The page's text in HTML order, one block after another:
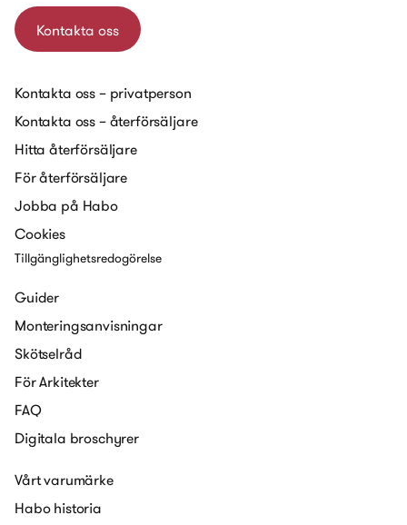
Kontakta oss
Kontakta oss – privatperson
Kontakta oss – återförsäljare
Hitta återförsäljare
För återförsäljare
Jobba på Habo
Cookies
Tillgänglighetsredogörelse
Guider
Monteringsanvisningar
Skötselråd
För Arkitekter
FAQ
Digitala broschyrer
Vårt varumärke
Habo historia